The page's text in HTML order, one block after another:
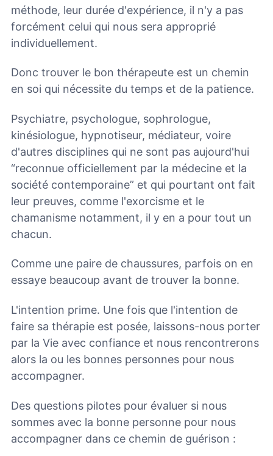
méthode, leur durée d'expérience, il n'y a pas
forcément celui qui nous sera approprié
individuellement.
Donc trouver le bon thérapeute est un chemin
en soi qui nécessite du temps et de la patience.
Psychiatre, psychologue, sophrologue,
kinésiologue, hypnotiseur, médiateur, voire
d'autres disciplines qui ne sont pas aujourd'hui
“reconnue officiellement par la médecine et la
société contemporaine” et qui pourtant ont fait
leur preuves, comme l'exorcisme et le
chamanisme notamment, il y en a pour tout un
chacun.
Comme une paire de chaussures, parfois on en
essaye beaucoup avant de trouver la bonne.
L'intention prime. Une fois que l'intention de
faire sa thérapie est posée, laissons-nous porter
par la Vie avec confiance et nous rencontrerons
alors la ou les bonnes personnes pour nous
accompagner.
Des questions pilotes pour évaluer si nous
sommes avec la bonne personne pour nous
accompagner dans ce chemin de guérison :